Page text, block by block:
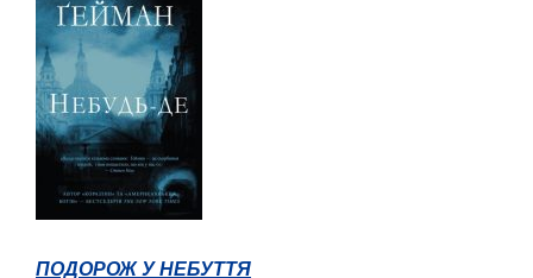
ПОДОРОЖ У НЕБУТТЯ